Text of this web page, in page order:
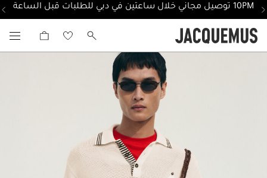
10PM توصيل مجاني خلال ساعتين في دبي للطلبات قبل الساعة